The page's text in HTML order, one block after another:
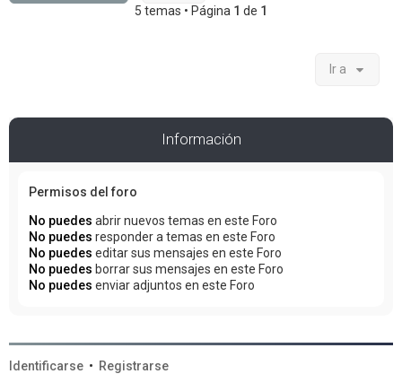
5 temas • Página 1 de 1
Ir a
Información
Permisos del foro
No puedes abrir nuevos temas en este Foro
No puedes responder a temas en este Foro
No puedes editar sus mensajes en este Foro
No puedes borrar sus mensajes en este Foro
No puedes enviar adjuntos en este Foro
Identificarse • Registrarse